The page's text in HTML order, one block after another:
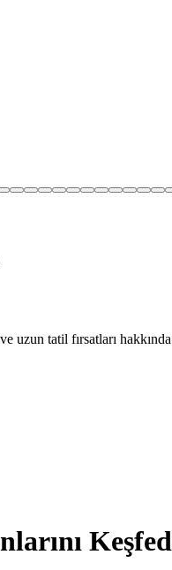
tatil fırsatları